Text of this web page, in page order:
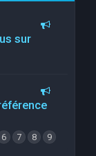
sur
6 7 8 9